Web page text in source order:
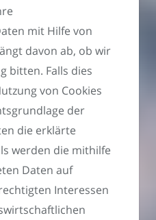
mit Hilfe von
davon ab, ob wir
bitten. Falls dies
von Cookies
der
die erklärte
werden die mithilfe
Daten auf
Interessen